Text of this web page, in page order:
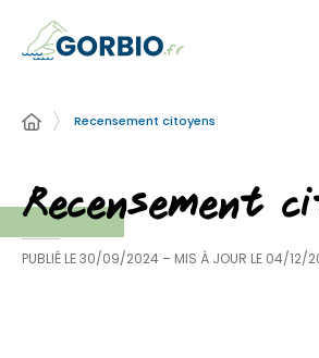
Recensement citoyens
Recensement
PUBLIÉ LE30/09/2024 – MIS À JOUR LE 04/12/